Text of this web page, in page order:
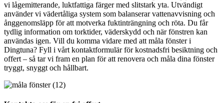
vi lågemitterande, luktfattiga färger med slitstark yta. Utvändigt
använder vi vädertåliga system som balanserar vattenavvisning och
ånggenomsläpp för att motverka fuktinträngning och röta. Du får
tydlig information om torktider, väderskydd och när fönstren kan
användas igen. Vill du komma vidare med att måla fönster i
Dingtuna? Fyll i vårt kontaktformulär för kostnadsfri besiktning och
offert – så tar vi fram en plan för att renovera och måla dina fönster
tryggt, snyggt och hållbart.